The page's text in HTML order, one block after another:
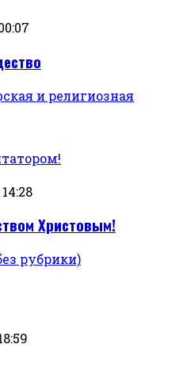
и религиозная
Христовым!
рубрики)